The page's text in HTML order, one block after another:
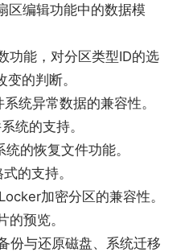
编辑功能中的数据模
能，对分区类型ID的选
的判断。
异常数据的兼容性。
的支持。
的恢复文件功能。
的支持。
加密分区的兼容性。
预览。
与还原磁盘、系统迁移